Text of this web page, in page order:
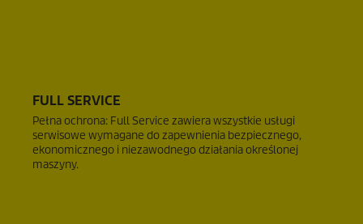
FULL SERVICE
Pełna ochrona: Full Service zawiera wszystkie usługi
serwisowe wymagane do zapewnienia bezpiecznego,
ekonomicznego i niezawodnego działania określonej
maszyny.